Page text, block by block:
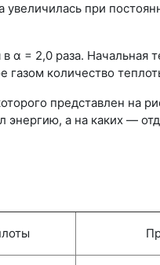
увеличилась при
α = 2,0 раза. Начальная
газом количество
представлен на
энергию, а на каких —